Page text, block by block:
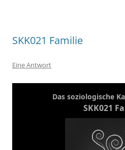
SKK021 Familie
Eine Antwort